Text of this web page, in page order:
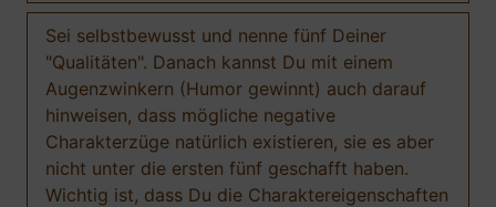
Sei selbstbewusst und nenne fünf Deiner
"Qualitäten". Danach kannst Du mit einem
Augenzwinkern (Humor gewinnt) auch darauf
hinweisen, dass mögliche negative
Charakterzüge natürlich existieren, sie es aber
nicht unter die ersten fünf geschafft haben.
Wichtig ist, dass Du die Charaktereigenschaften